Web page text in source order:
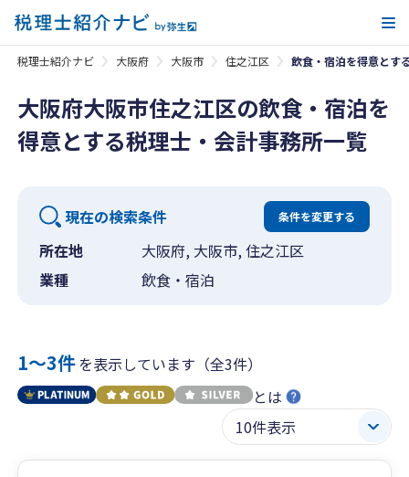
税理士紹介ナビ 大阪府 大阪市 住之江区 飲食・宿泊を得意とす
大阪府大阪市住之江区の飲食・宿泊を
得意とする税理士・会計事務所一覧
現在の検索条件 条件を変更する
所在地
大阪府, 大阪市, 住之江区
業種
飲食・宿泊
1〜3件を表示しています（全3件）
とは